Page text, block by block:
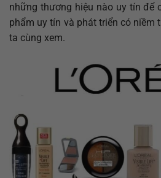
những thương hiệu nào uy tín để
phẩm uy tín và phát triển có niềm
ta cùng xem.